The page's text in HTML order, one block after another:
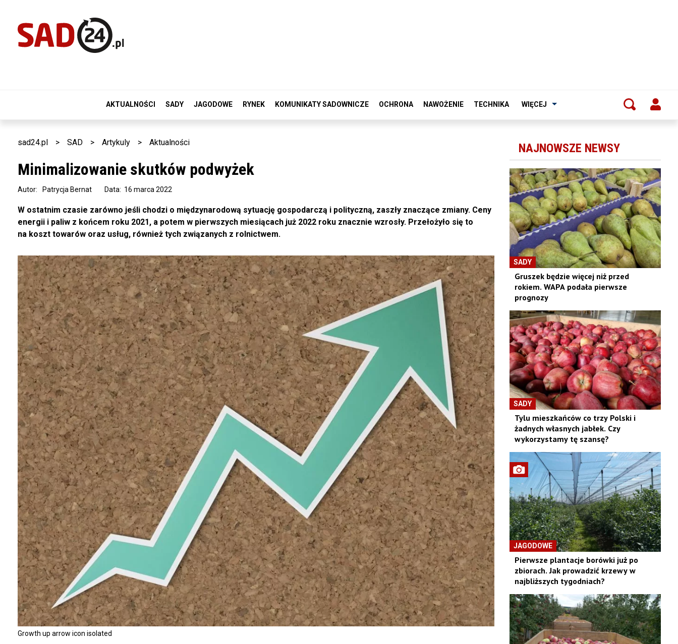
AKTUALNOŚCI SADY JAGODOWE RYNEK KOMUNIKATY SADOWNICZE OCHRONA NAWOŻENIE TECHNIKA WIĘCEJ
sad24.pl > SAD > Artykuly > Aktualności
Growth up arrow icon isolated
Minimalizowanie skutków podwyżek
Data: 16 marca 2022
Autor: Patrycja Bernat
W ostatnim czasie zarówno jeśli chodzi o międzynarodową sytuację gospodarczą i polityczną, zaszły znaczące zmiany. Ceny
energii i paliw z końcem roku 2021, a potem w pierwszych miesiącach już 2022 roku znacznie wzrosły. Przełożyło się to
na koszt towarów oraz usług, również tych związanych z rolnictwem.
NAJNOWSZE NEWSY
SADY
Gruszek będzie więcej niż przed
rokiem. WAPA podała pierwsze
prognozy
SADY
Tylu mieszkańców co trzy Polski i
żadnych własnych jabłek. Czy
wykorzystamy tę szansę?
JAGODOWE
Pierwsze plantacje borówki już po
zbiorach. Jak prowadzić krzewy w
najbliższych tygodniach?